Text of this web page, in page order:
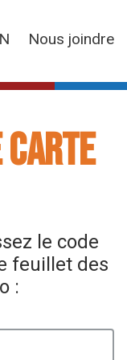
Nous joindre
carte
le code
feuillet des
: